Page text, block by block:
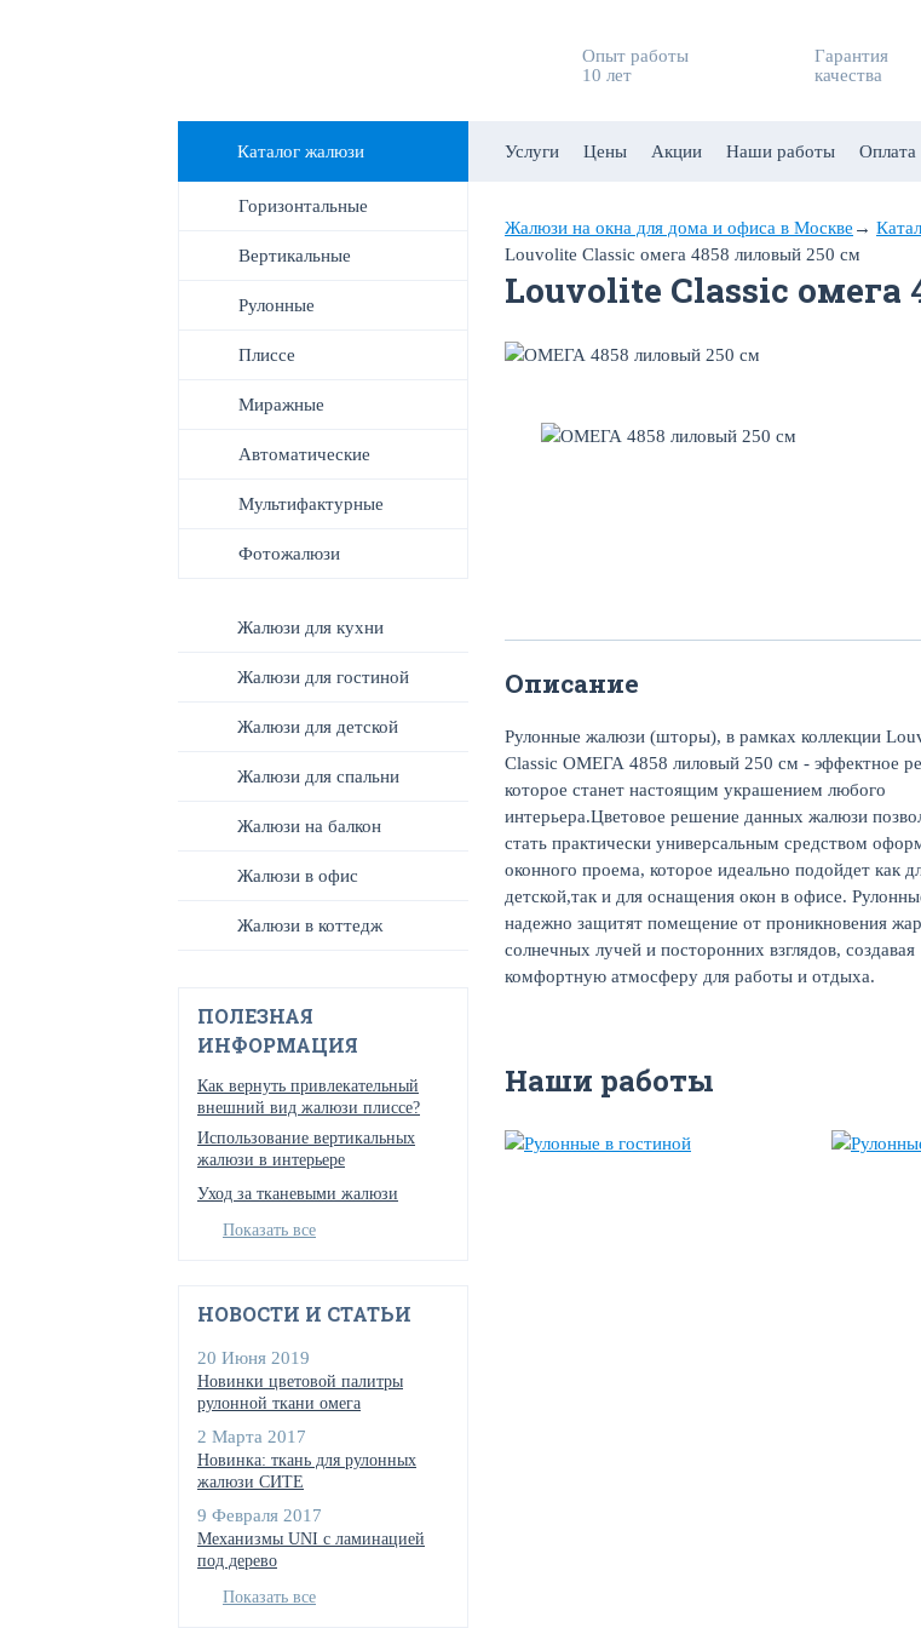
Опыт работы
10 лет
Гарантия
качества
Услуги Цены Акции Наши работы Оплата
Каталог жалюзи
Горизонтальные
Вертикальные
Рулонные
Плиссе
Миражные
Автоматические
Мультифактурные
Фотожалюзи
Жалюзи для кухни
Жалюзи для гостиной
Жалюзи для детской
Жалюзи для спальни
Жалюзи на балкон
Жалюзи в офис
Жалюзи в коттедж
ПОЛЕЗНАЯ
ИНФОРМАЦИЯ
Как вернуть привлекательный
внешний вид жалюзи плиссе?
Использование вертикальных
жалюзи в интерьере
Уход за тканевыми жалюзи
Показать все
НОВОСТИ И СТАТЬИ
20 Июня 2019
Новинки цветовой палитры
рулонной ткани омега
2 Марта 2017
Новинка: ткань для рулонных
жалюзи СИТЕ
9 Февраля 2017
Механизмы UNI с ламинацией
под дерево
Показать все
Жалюзи на окна для дома и офиса в Москве →
Louvolite Classic омега 4858 лиловый 250 см
Louvolite Classic омега
Описание
Рулонные жалюзи (шторы), в рамках коллекции
Classic ОМЕГА 4858 лиловый 250 см - эффектное
которое станет настоящим украшением любого
интерьера.Цветовое решение данных жалюзи
стать практически универсальным средством
оконного проема, которое идеально подойдет как
детской,так и для оснащения окон в офисе.
надежно защитят помещение от проникновения
солнечных лучей и посторонних взглядов, создавая
комфортную атмосферу для работы и отдыха.
Наши работы